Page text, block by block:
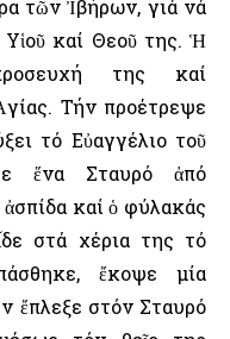
τῶν Ἰβήρων, γιά νά
καί Θεοῦ της. Ἡ
της καί
Τήν προέτρεψε
τό Εὐαγγέλιο τοῦ
ἕνα Σταυρό ἀπό
καί ὁ φύλακάς
στά χέρια της τό
ἔκοψε μία
ἔπλεξε στόν Σταυρό